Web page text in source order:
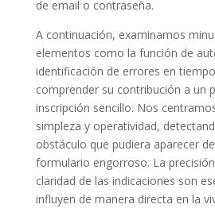
de email o contraseña.
A continuación, examinamos
elementos como la función de
identificación de errores en
comprender su contribución a un
inscripción sencillo. Nos
simpleza y operatividad,
obstáculo que pudiera aparecer
formulario engorroso. La
claridad de las indicaciones son
influyen de manera directa en la